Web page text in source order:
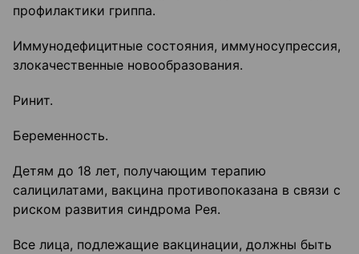
профилактики гриппа.
Иммунодефицитные состояния, иммуносупрессия,
злокачественные новообразования.
Ринит.
Беременность.
Детям до 18 лет, получающим терапию
салицилатами, вакцина противопоказана в связи с
риском развития синдрома Рея.
Все лица, подлежащие вакцинации, должны быть